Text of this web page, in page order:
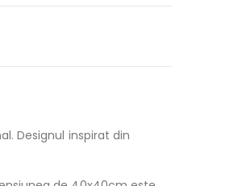
Designul inspirat din